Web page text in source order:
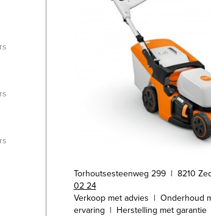
Torhoutsesteenweg 299 | 8210
02 24
Verkoop met advies | Onderhoud
ervaring | Herstelling met garantie